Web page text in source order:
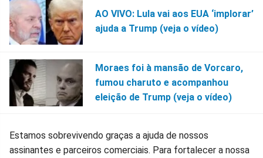
AO VIVO: Lula vai aos EUA ‘implorar’
ajuda a Trump (veja o vídeo)
Moraes foi à mansão de Vorcaro,
fumou charuto e acompanhou
eleição de Trump (veja o vídeo)
Estamos sobrevivendo graças a ajuda de nossos
assinantes e parceiros comerciais. Para fortalecer a nossa